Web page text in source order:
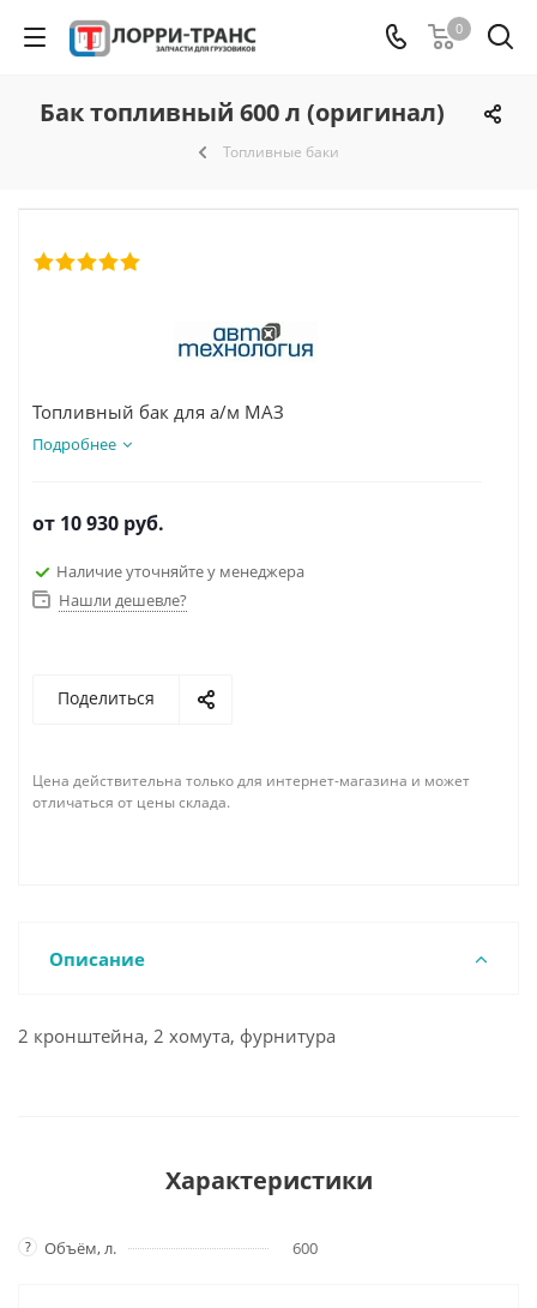
0
Бак топливный 600 л (оригинал)
Топливные баки
Топливный бак для а/м МАЗ
Подробнее
от 10 930 руб.
Наличие уточняйте у менеджера
Нашли дешевле?
Поделиться
Цена действительна только для интернет-магазина и может
отличаться от цены склада.
Описание
2 кронштейна, 2 хомута, фурнитура
Характеристики
? Объём, л. 600